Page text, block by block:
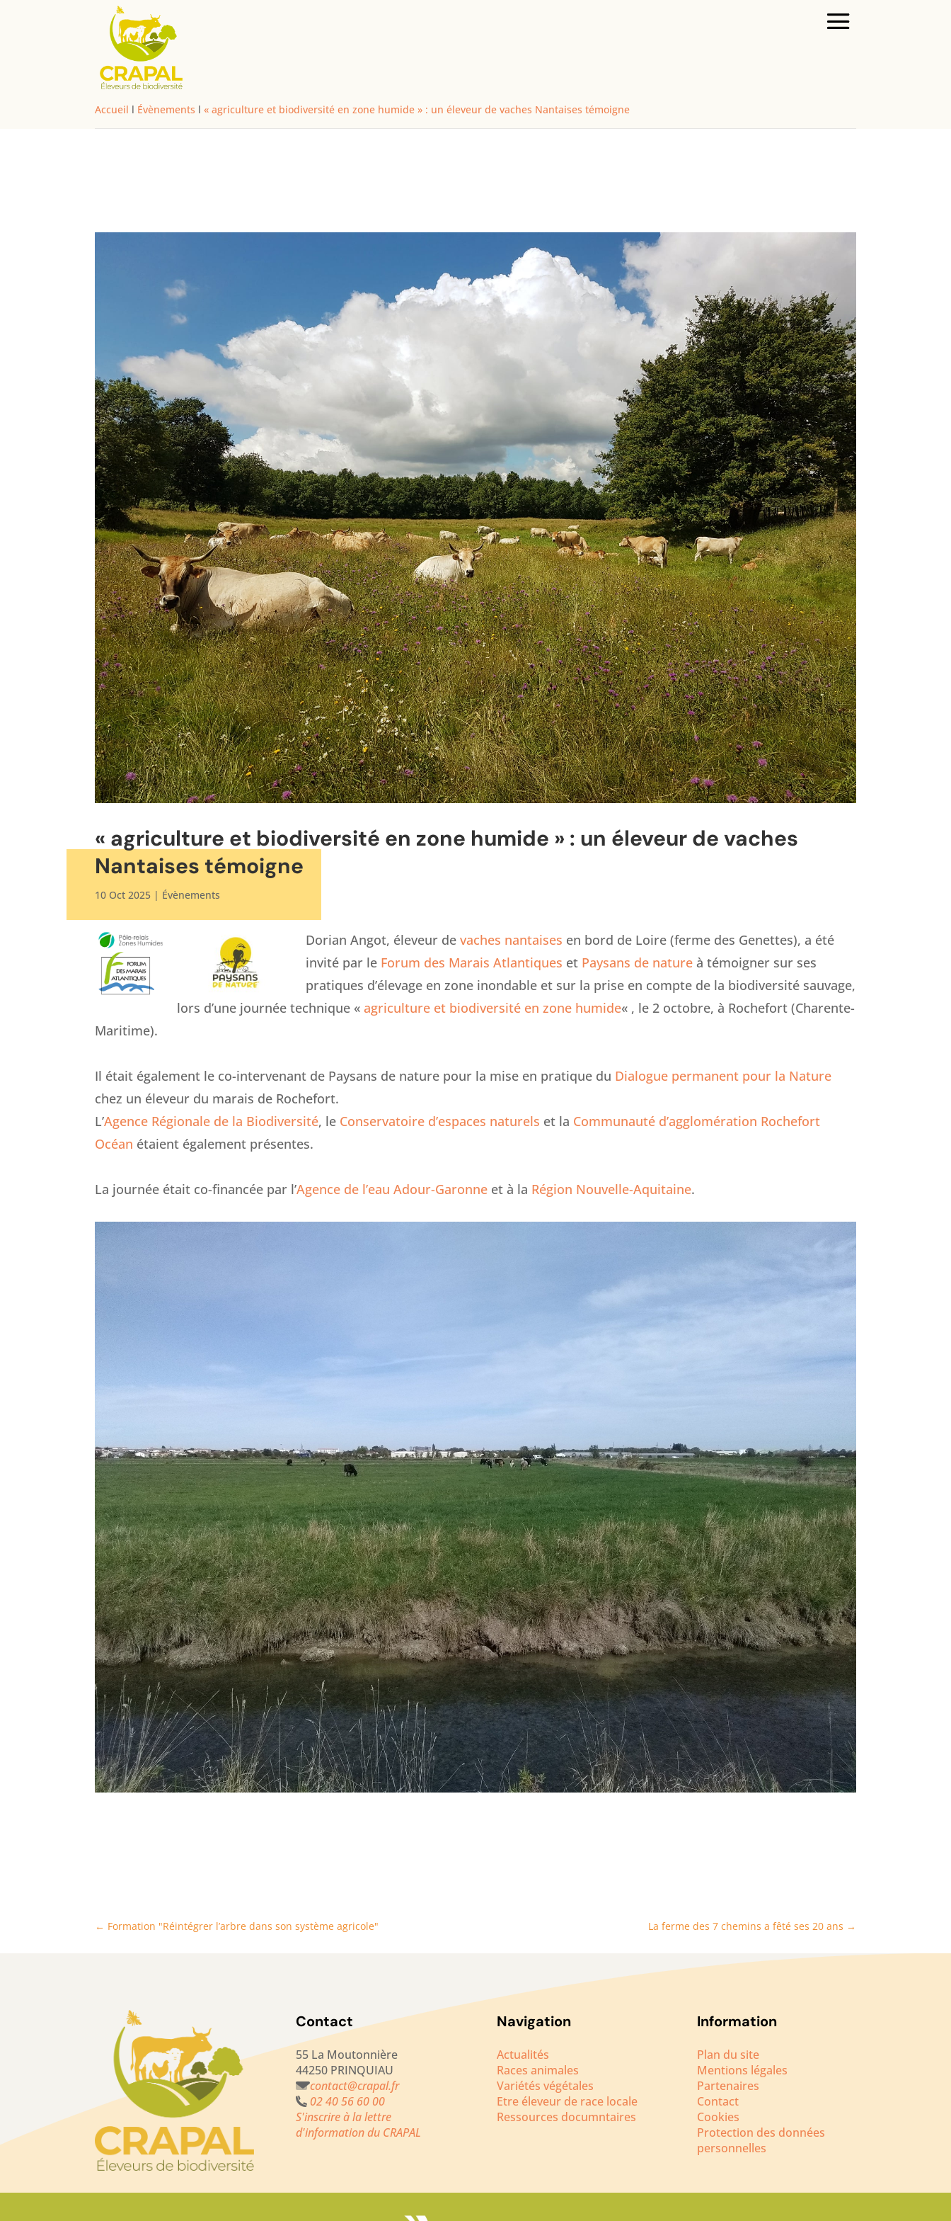
Accueil l Évènements l« agriculture et biodiversité en zone humide » : un éleveur de vaches Nantaises témoigne
« agriculture et biodiversité en zone humide » : un éleveur de vaches
Nantaises témoigne
10 Oct 2025 | Évènements
Dorian Angot, éleveur devaches nantaises en bord de Loire (ferme des Genettes), a été
invité par le Forum des Marais Atlantiques et Paysans de nature à témoigner sur ses
pratiques d’élevage en zone inondable et sur la prise en compte de la biodiversité sauvage,
lors d’une journée technique «agriculture et biodiversité en zone humide« , le 2 octobre, à Rochefort (Charente-
Maritime).
Il était également le co-intervenant de Paysans de nature pour la mise en pratique du Dialogue permanent pour la Nature
chez un éleveur du marais de Rochefort.
L’Agence Régionale de la Biodiversité, le Conservatoire d’espaces naturels et la Communauté d’agglomération Rochefort
Océan étaient également présentes.
La journée était co-financée par l’Agence de l’eau Adour-Garonne et à la Région Nouvelle-Aquitaine.
← Formation "Réintégrer l’arbre dans son système agricole" La ferme des 7 chemins a fêté ses 20 ans →
Contact
55 La Moutonnière
44250 PRINQUIAU
contact@crapal.fr
02 40 56 60 00
S'inscrire à la lettre
d'information du CRAPAL
Navigation
Actualités
Races animales
Variétés végétales
Etre éleveur de race locale
Ressources documntaires
Information
Plan du site
Mentions légales
Partenaires
Contact
Cookies
Protection des données
personnelles